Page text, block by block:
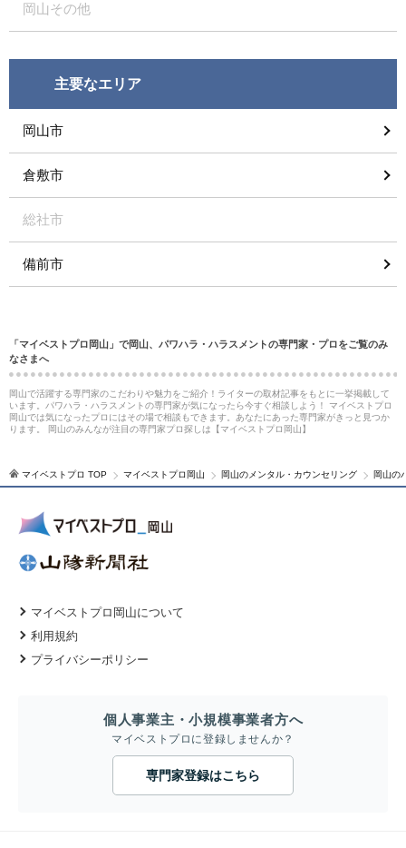
岡山その他
主要なエリア
岡山市
倉敷市
総社市
備前市
「マイベストプロ岡山」で岡山、パワハラ・ハラスメントの専門家・プロをご覧のみ
なさまへ
岡山で活躍する専門家のこだわりや魅力をご紹介！ライターの取材記事をもとに一挙掲載して
います。パワハラ・ハラスメントの専門家が気になったら今すぐ相談しよう！ マイベストプロ
岡山では気になったプロにはその場で相談もできます。あなたにあった専門家がきっと見つか
ります。 岡山のみんなが注目の専門家プロ探しは【マイベストプロ岡山】
マイベストプロ TOP マイベストプロ岡山 岡山のメンタル・カウンセリング 岡山の
マイベストプロ岡山について
利用規約
プライバシーポリシー
個人事業主・小規模事業者方へ
マイベストプロに登録しませんか？
専門家登録はこちら